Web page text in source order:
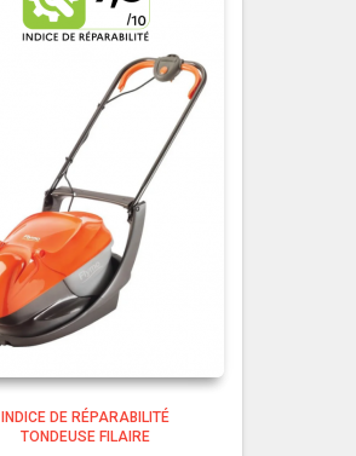
INDICE DE RÉPARABILITÉ
TONDEUSE FILAIRE